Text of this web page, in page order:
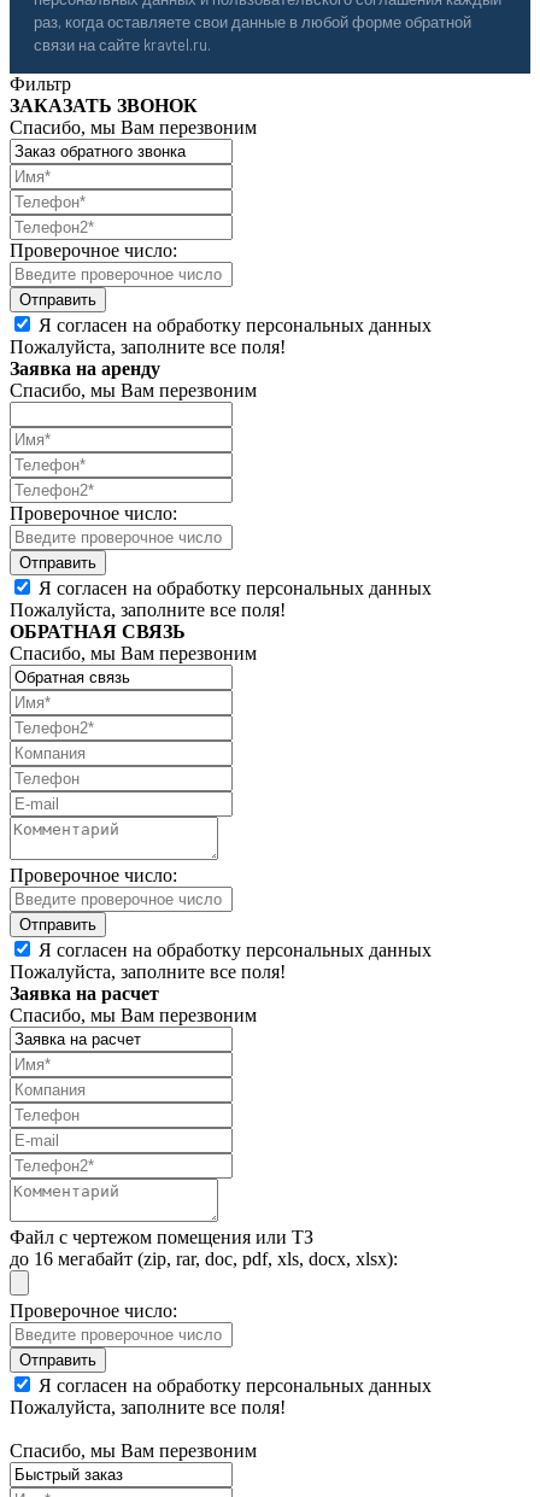
раз, когда оставляете свои данные в любой форме обратной
связи на сайте kravtel.ru.
Фильтр
ЗАКАЗАТЬ ЗВОНОК
Спасибо, мы Вам перезвоним
Проверочное число:
Я согласен на обработку персональных данных
Пожалуйста, заполните все поля!
Заявка на аренду
Спасибо, мы Вам перезвоним
Проверочное число:
Я согласен на обработку персональных данных
Пожалуйста, заполните все поля!
ОБРАТНАЯ СВЯЗЬ
Спасибо, мы Вам перезвоним
Проверочное число:
Я согласен на обработку персональных данных
Пожалуйста, заполните все поля!
Заявка на расчет
Спасибо, мы Вам перезвоним
Файл с чертежом помещения или ТЗ
до 16 мегабайт (zip, rar, doc, pdf, xls, docx, xlsx):
Проверочное число:
Я согласен на обработку персональных данных
Пожалуйста, заполните все поля!
Спасибо, мы Вам перезвоним